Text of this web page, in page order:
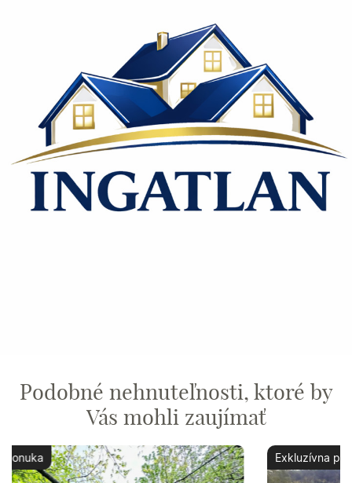
Podobné nehnuteľnosti, ktoré by
Vás mohli zaujímať
Exkluzívna ponuka